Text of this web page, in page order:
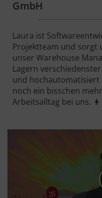
GmbH
Laura ist
Projektteam und sorgt
unser Warehouse
Lagern
und
noch ein bisschen
Arbeitsalltag bei uns.